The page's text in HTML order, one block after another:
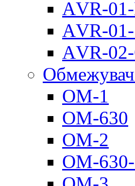
АVR-
АVR-
АVR-
ОМ-1
ОМ-630
ОМ-2
ОМ-